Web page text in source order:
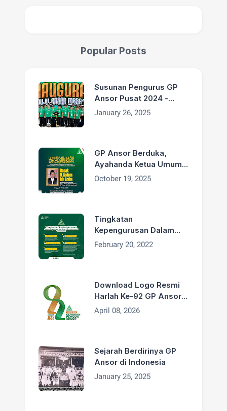
Popular Posts
Susunan Pengurus GP
Ansor Pusat 2024 -
2029
January 26, 2025
GP Ansor Berduka,
Ayahanda Ketua Umum
H. Addin Jauharudin,
October 19, 2025
Tingkatan
Kepengurusan Dalam
Organisasi GP Ansor
February 20, 2022
Download Logo Resmi
Harlah Ke-92 GP Ansor
Tahun 2026
April 08, 2026
Sejarah Berdirinya GP
Ansor di Indonesia
January 25, 2025